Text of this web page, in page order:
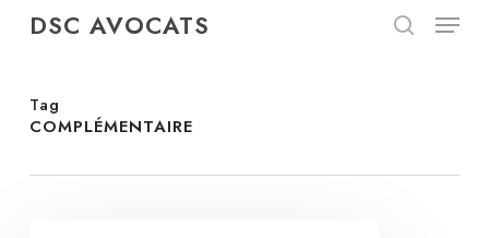
content
DSC AVOCATS Menu
Tag
COMPLÉMENTAIRE